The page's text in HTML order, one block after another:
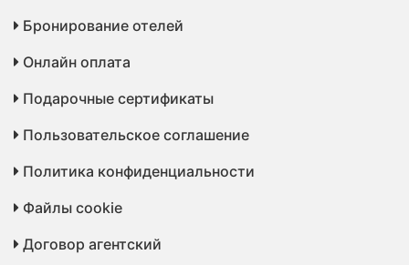
Бронирование отелей
Онлайн оплата
Подарочные сертификаты
Пользовательское соглашение
Политика конфиденциальности
Файлы cookie
Договор агентский